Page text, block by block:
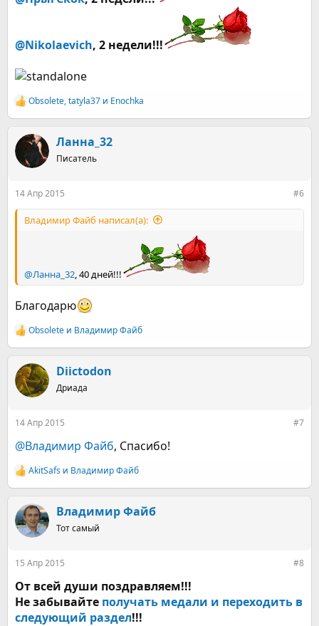
@Nikolaevich, 2 недели!!!
Р
е
к
ц
и
Obsolete,tatyla37 и Enochka
Ланна_32
Писатель
14 Апр 2015 #6
Владимир Файб написал(а):
@Ланна_32 , 40 дней!!!
Благодарю
Р
е
к
ц
и
Obsolete и Владимир Файб
Diictodon
Дриада
14 Апр 2015 #7
@Владимир Файб, Спасибо!
Р
е
к
ц
и
AkitSafs и Владимир Файб
Владимир Файб
Тот самый
15 Апр 2015 #8
От всей души поздравляем!!!
Не забывайте получать медали и переходить в
следующий раздел!!!